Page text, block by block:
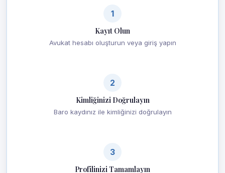
1
Kayıt Olun
Avukat hesabı oluşturun veya giriş yapın
2
Kimliğinizi Doğrulayın
Baro kaydınız ile kimliğinizi doğrulayın
3
Profilinizi Tamamlayın